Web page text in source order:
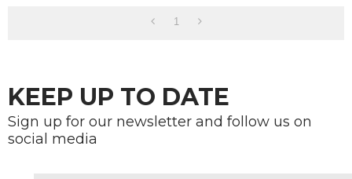
1
KEEP UP TO DATE
Sign up for our newsletter and follow us on
social media